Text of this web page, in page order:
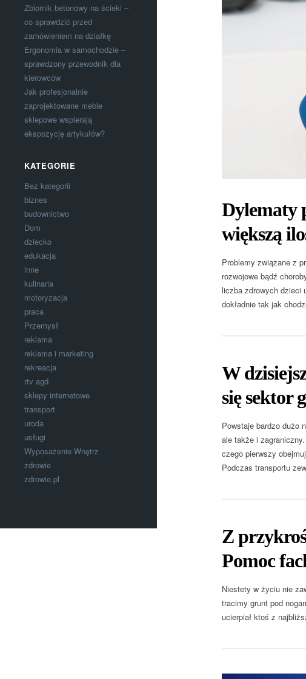
Zbiornik betonowy na ścieki –
co sprawdzić przed
zamówieniem na działkę
Ergonomia w samochodzie –
sprawdzony przewodnik dla
kierowców
Jak profesjonalnie
zaprojektowane meble
sklepowe wspierają
ekspozycję artykułów?
KATEGORIE
Bez kategorii
biznes
budownictwo
Dom
dziecko
edukacja
inne
kulinaria
motoryzacja
praca
Przemysł
reklama
reklama i marketing
rekreacja
rtv agd
sklepy internetowe
transport
uroda
usługi
Wyposażenie Wnętrz
zdrowie
zdrowie.pl
Dylematy
większą
Problemy związane z
rozwojowe bądź
liczba zdrowych dzieci
dokładnie tak jak
W
się sektor
Powstaje bardzo dużo
ale także i
czego pierwszy
Podczas transportu
Z
Pomoc
Niestety w życiu nie
tracimy grunt pod
ucierpiał ktoś z